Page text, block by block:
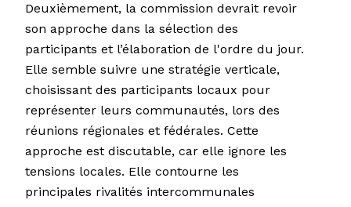
Deuxièmement, la commission devrait revoir
son approche dans la sélection des
participants et l’élaboration de l'ordre du jour.
Elle semble suivre une stratégie verticale,
choisissant des participants locaux pour
représenter leurs communautés, lors des
réunions régionales et fédérales. Cette
approche est discutable, car elle ignore les
tensions locales. Elle contourne les
principales rivalités intercommunales